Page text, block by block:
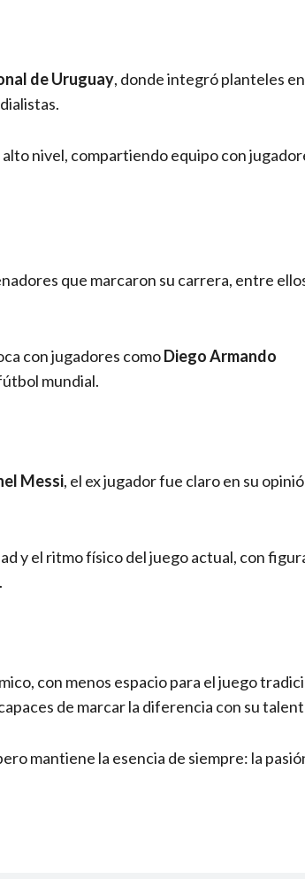
de Uruguay, donde integró planteles en
nivel, compartiendo equipo con
que marcaron su carrera, entre
con jugadores comoDiego Armando
mundial.
Messi, el ex jugador fue claro en su
y el ritmo físico del juego actual, con
con menos espacio para el juego
de marcar la diferencia con su
mantiene la esencia de siempre: la